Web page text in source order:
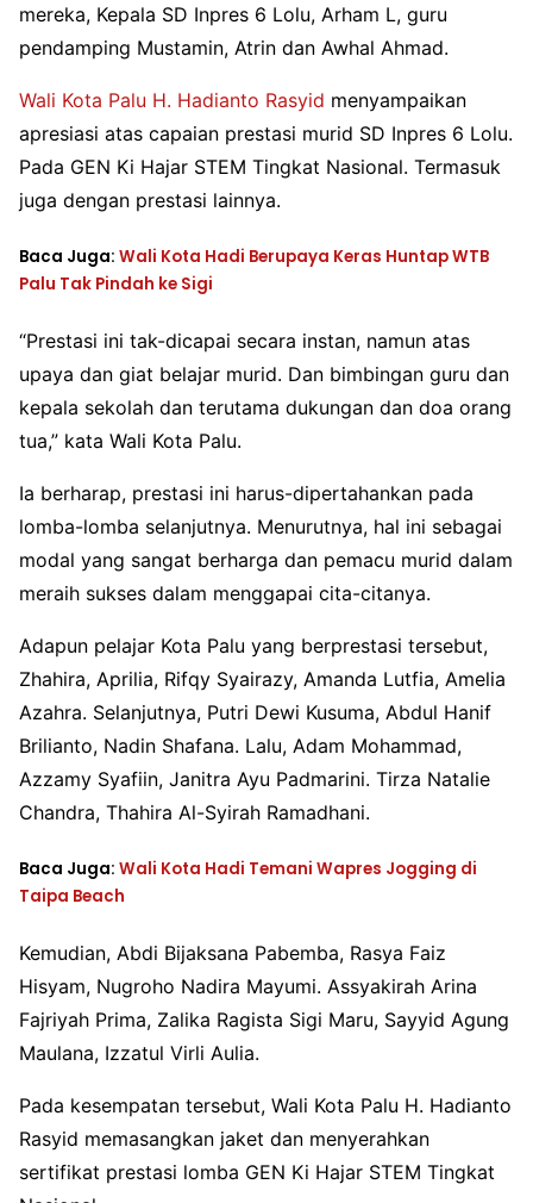
mereka, Kepala SD Inpres 6 Lolu, Arham L, guru
pendamping Mustamin, Atrin dan Awhal Ahmad.
Wali Kota Palu H. Hadianto Rasyid menyampaikan
apresiasi atas capaian prestasi murid SD Inpres 6 Lolu.
Pada GEN Ki Hajar STEM Tingkat Nasional. Termasuk
juga dengan prestasi lainnya.
Baca Juga: Wali Kota Hadi Berupaya Keras Huntap WTB
Palu Tak Pindah ke Sigi
“Prestasi ini tak-dicapai secara instan, namun atas
upaya dan giat belajar murid. Dan bimbingan guru dan
kepala sekolah dan terutama dukungan dan doa orang
tua,” kata Wali Kota Palu.
Ia berharap, prestasi ini harus-dipertahankan pada
lomba-lomba selanjutnya. Menurutnya, hal ini sebagai
modal yang sangat berharga dan pemacu murid dalam
meraih sukses dalam menggapai cita-citanya.
Adapun pelajar Kota Palu yang berprestasi tersebut,
Zhahira, Aprilia, Rifqy Syairazy, Amanda Lutfia, Amelia
Azahra. Selanjutnya, Putri Dewi Kusuma, Abdul Hanif
Brilianto, Nadin Shafana. Lalu, Adam Mohammad,
Azzamy Syafiin, Janitra Ayu Padmarini. Tirza Natalie
Chandra, Thahira Al-Syirah Ramadhani.
Baca Juga: Wali Kota Hadi Temani Wapres Jogging di
Taipa Beach
Kemudian, Abdi Bijaksana Pabemba, Rasya Faiz
Hisyam, Nugroho Nadira Mayumi. Assyakirah Arina
Fajriyah Prima, Zalika Ragista Sigi Maru, Sayyid Agung
Maulana, Izzatul Virli Aulia.
Pada kesempatan tersebut, Wali Kota Palu H. Hadianto
Rasyid memasangkan jaket dan menyerahkan
sertifikat prestasi lomba GEN Ki Hajar STEM Tingkat